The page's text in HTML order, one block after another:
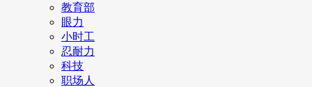
教育部
眼力
小时工
忍耐力
科技
职场人